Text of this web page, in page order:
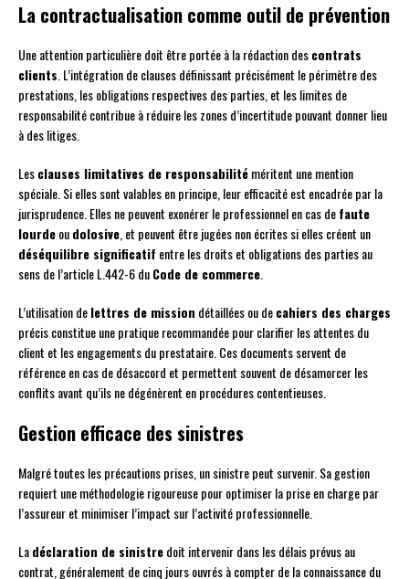
La contractualisation comme outil de prévention
Une attention particulière doit être portée à la rédaction descontrats
clients. L’intégration de clauses définissant précisément le périmètre des
prestations, les obligations respectives des parties, et les limites de
responsabilité contribue à réduire les zones d’incertitude pouvant donner lieu
à des litiges.
Lesclauses limitatives de responsabilitéméritent une mention
spéciale. Si elles sont valables en principe, leur efficacité est encadrée par la
jurisprudence. Elles ne peuvent exonérer le professionnel en cas defaute
lourdeoudolosive, et peuvent être jugées non écrites si elles créent un
déséquilibre significatif entre les droits et obligations des parties au
sens de l’article L.442-6 duCode de commerce.
L’utilisation delettres de mission détaillées ou decahiers des charges
précis constitue une pratique recommandée pour clarifier les attentes du
client et les engagements du prestataire. Ces documents servent de
référence en cas de désaccord et permettent souvent de désamorcer les
conflits avant qu’ils ne dégénèrent en procédures contentieuses.
Gestion efficace des sinistres
Malgré toutes les précautions prises, un sinistre peut survenir. Sa gestion
requiert une méthodologie rigoureuse pour optimiser la prise en charge par
l’assureur et minimiser l’impact sur l’activité professionnelle.
Ladéclaration de sinistredoit intervenir dans les délais prévus au
contrat, généralement de cinq jours ouvrés à compter de la connaissance du